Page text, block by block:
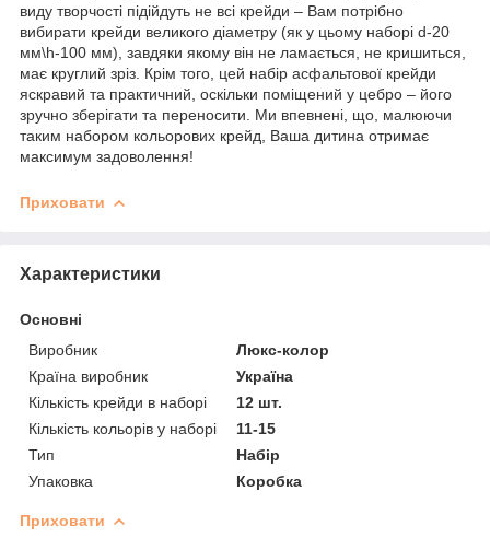
виду творчості підійдуть не всі крейди – Вам потрібно
вибирати крейди великого діаметру (як у цьому наборі d-20
мм\h-100 мм), завдяки якому він не ламається, не кришиться,
має круглий зріз. Крім того, цей набір асфальтової крейди
яскравий та практичний, оскільки поміщений у цебро – його
зручно зберігати та переносити. Ми впевнені, що, малюючи
таким набором кольорових крейд, Ваша дитина отримає
максимум задоволення!
Приховати
Характеристики
Основні
Виробник
Люкс-колор
Країна виробник
Україна
Кількість крейди в наборі
12 шт.
Кількість кольорів у наборі
11-15
Тип
Набір
Упаковка
Коробка
Приховати